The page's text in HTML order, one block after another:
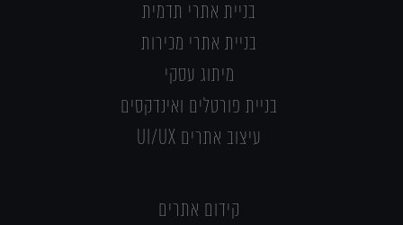
בניית אתרי תדמית
בניית אתרי מכירות
מיתוג עסקי
בניית פורטלים ואינדקסים
עיצוב אתרים UI/UX
קידום אתרים